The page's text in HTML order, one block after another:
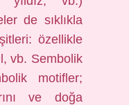
de sıklıkla
özellikle
vb. Sembolik
motifler;
ve doğa